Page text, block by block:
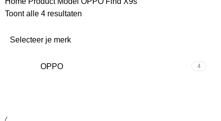
Toont alle 4 resultaten
Selecteer je merk
OPPO 4